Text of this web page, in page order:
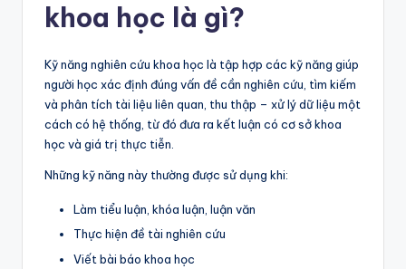
khoa học là gì?
Kỹ năng nghiên cứu khoa học là tập hợp các kỹ năng giúp
người học xác định đúng vấn đề cần nghiên cứu, tìm kiếm
và phân tích tài liệu liên quan, thu thập – xử lý dữ liệu một
cách có hệ thống, từ đó đưa ra kết luận có cơ sở khoa
học và giá trị thực tiễn.
Những kỹ năng này thường được sử dụng khi:
Làm tiểu luận, khóa luận, luận văn
Thực hiện đề tài nghiên cứu
Viết bài báo khoa học